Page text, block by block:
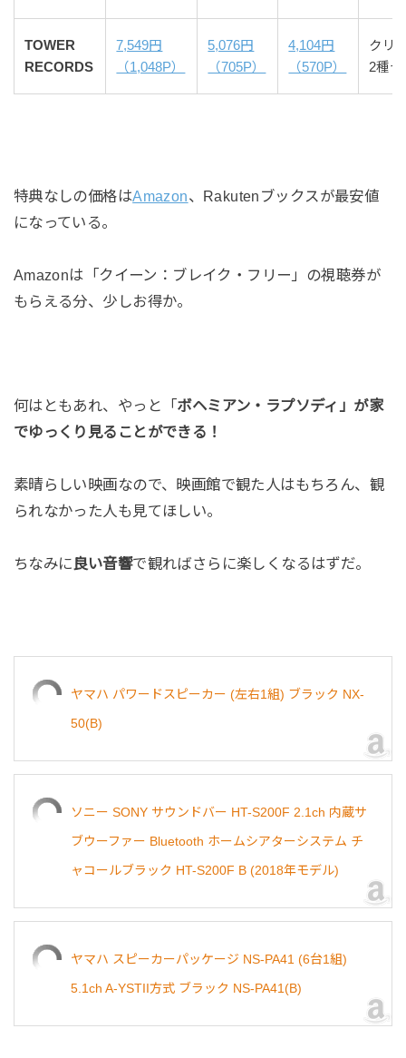
TOWER
RECORDS
7,549円
（1,048P）
5,076円
（705P）
4,104円
（570P）
クリ
2種
特典なしの価格はAmazon、Rakutenブックスが最安値
になっている。
Amazonは「クイーン：ブレイク・フリー」の視聴券が
もらえる分、少しお得か。
何はともあれ、やっと「 ボヘミアン・ラプソディ」が家
でゆっくり見ることができる！
素晴らしい映画なので、映画館で観た人はもちろん、観
られなかった人も見てほしい。
ちなみに 良い音響で観ればさらに楽しくなるはずだ。
ヤマハ パワードスピーカー (左右1組) ブラック NX-
50(B)
ソニー SONY サウンドバー HT-S200F 2.1ch 内蔵サ
ブウーファー Bluetooth ホームシアターシステム チ
ャコールブラック HT-S200F B (2018年モデル)
ヤマハ スピーカーパッケージ NS-PA41 (6台1組)
5.1ch A-YSTII方式 ブラック NS-PA41(B)